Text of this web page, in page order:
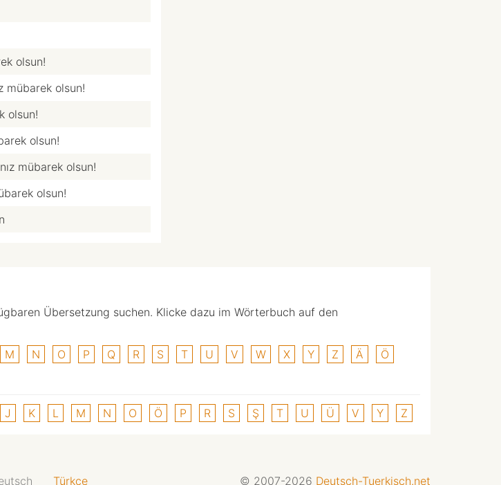
olsun!
mübarek olsun!
olsun!
olsun!
mübarek olsun!
olsun!
Übersetzung suchen. Klicke dazu im Wörterbuch auf den
M N O P Q R S T U V W X Y Z Ä
Ö
J K L M N O Ö P R S Ş T U Ü V Y Z
Türkçe © 2007-2026 Deutsch-Tuerkisch.net